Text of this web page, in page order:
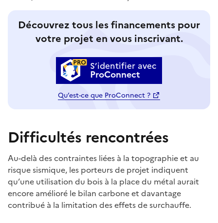
Découvrez tous les financements pour
votre projet en vous inscrivant.
S’identifier avec
ProConnect
Qu’est-ce que ProConnect ?
Difficultés rencontrées
Au-delà des contraintes liées à la topographie et au
risque sismique, les porteurs de projet indiquent
qu’une utilisation du bois à la place du métal aurait
encore amélioré le bilan carbone et davantage
contribué à la limitation des effets de surchauffe.